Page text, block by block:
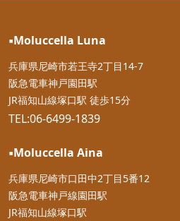
▪︎Moluccella Luna
兵庫県尼崎市若王寺2丁目14-7
阪急電車神戸園田駅
JR福知山線塚口駅 徒歩15分
TEL:06-6499-1839
▪︎Moluccella Aina
兵庫県尼崎市口田中2丁目5番12
阪急電車神戸線園田駅
JR福知山線塚口駅